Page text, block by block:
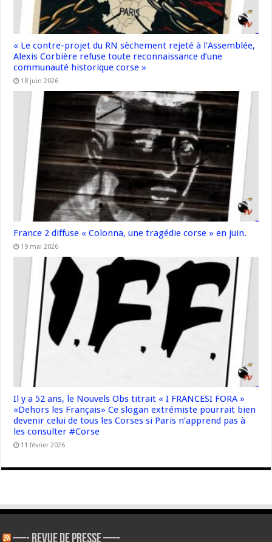
« Le contre-projet du RN sèchement rejeté à l’Assemblée,
Alexis Corbière refuse toute reconnaissance d’une
communauté historique corse »
18 juin 2026
France 2 diffuse « Colonna, une tragédie corse » en juin.
19 mai 2026
Il y a 52 ans, le Nouvels Obs titrait « I FRANCESI FORA »
«Dehors les Français» Ce slogan extrémiste pourrait bien
devenir celui de tous les Corses si Paris n’apprend pas à
les consulter #Corse
11 février 2026
—- REVUE DE PRESSE —-